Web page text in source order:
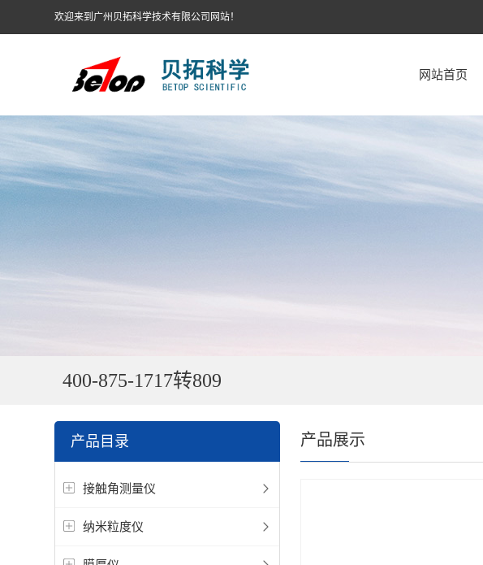
欢迎来到广州贝拓科学技术有限公司网站！
网站首页
400-875-1717转809
产品目录
接触角测量仪
纳米粒度仪
产品展示